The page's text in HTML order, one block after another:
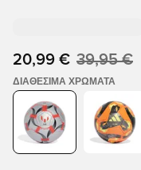
20,99 € 39,95 €
ΔΙΑΘΈΣΙΜΑ ΧΡΏΜΑΤΑ